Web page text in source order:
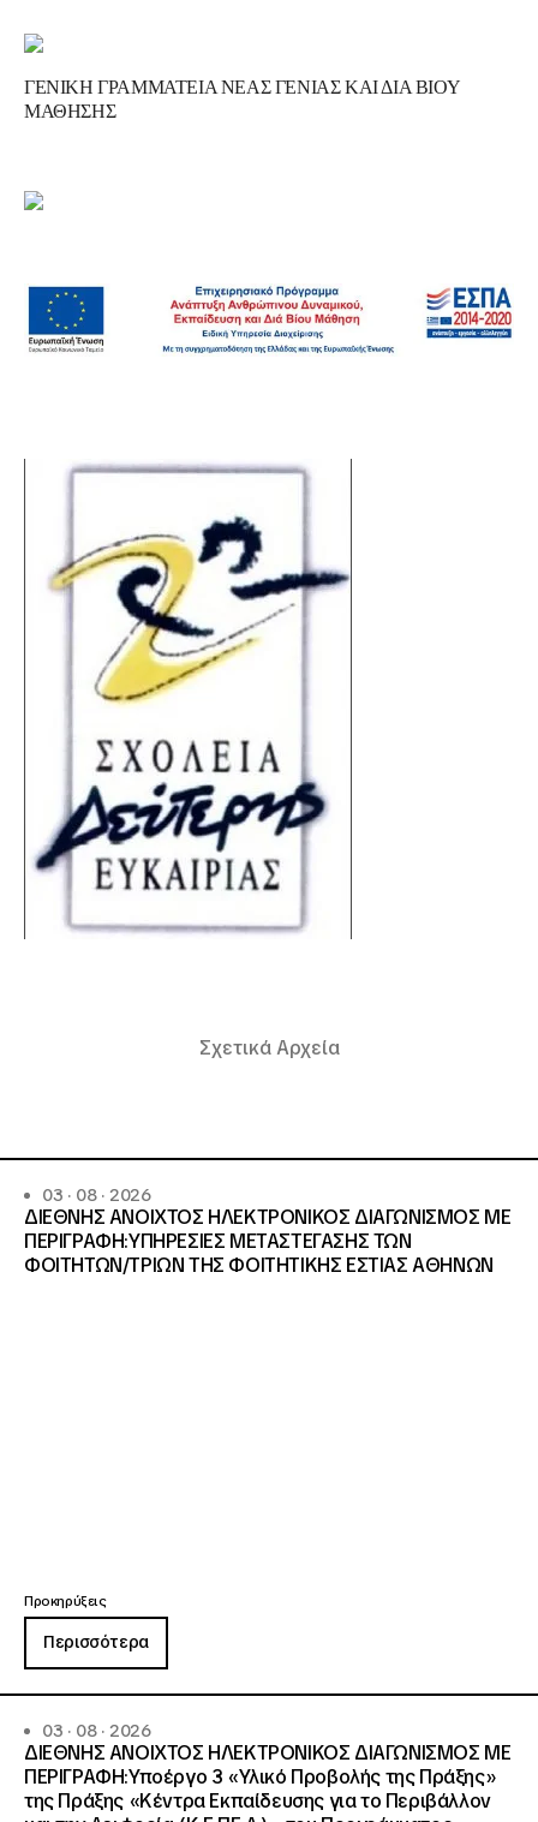
ΓΕΝΙΚΗ ΓΡΑΜΜΑΤΕΙΑ ΝΕΑΣ ΓΕΝΙΑΣ ΚΑΙ ΔΙΑ ΒΙΟΥ
ΜΑΘΗΣΗΣ
Σχετικά Αρχεία
03 · 08 · 2026
ΔΙΕΘΝΗΣ ΑΝΟΙΧΤΟΣ ΗΛΕΚΤΡΟΝΙΚΟΣ ΔΙΑΓΩΝΙΣΜΟΣ ΜΕ
ΠΕΡΙΓΡΑΦΗ:ΥΠΗΡΕΣΙΕΣ METAΣΤΕΓΑΣΗΣ ΤΩΝ
ΦΟΙΤΗΤΩΝ/ΤΡΙΩΝ ΤΗΣ ΦΟΙΤΗΤΙΚΗΣ ΕΣΤΙΑΣ ΑΘΗΝΩΝ
Προκηρύξεις
Περισσότερα
03 · 08 · 2026
ΔΙΕΘΝΗΣ ΑΝΟΙΧΤΟΣ ΗΛΕΚΤΡΟΝΙΚΟΣ ΔΙΑΓΩΝΙΣΜΟΣ ΜΕ
ΠΕΡΙΓΡΑΦΗ:Υποέργο 3 «Υλικό Προβολής της Πράξης»
της Πράξης «Κέντρα Εκπαίδευσης για το Περιβάλλον